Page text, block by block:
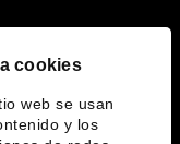
cookies
web se usan
y los